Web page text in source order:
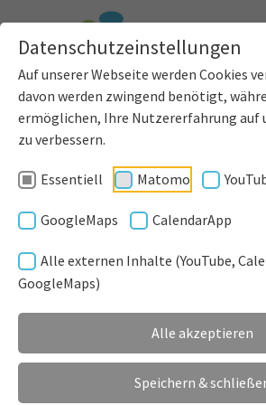
Datenschutzeinstellungen
Auf unserer Webseite werden Cookies
davon werden zwingend benötigt,
ermöglichen, Ihre Nutzererfahrung auf
zu verbessern.
Essentiell Matomo
GoogleMaps CalendarApp
Alle externen Inhalte (YouTube,
GoogleMaps)
Alle akzeptieren
Speichern &
Gebühren
100 € für 60 Minuten
20 € für 60 Minuten Flutlicht am Abend
inkl. Benutzung der Duschen und